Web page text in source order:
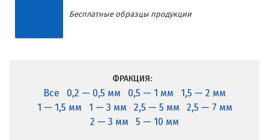
Бесплатные образцы продукции
ФРАКЦИЯ:
Все 0,2 — 0,5 мм 0,5 — 1 мм
1,5 — 2 мм
1 — 1,5 мм
1 — 3 мм 2,5 — 5 мм
2,5 — 7 мм
2 — 3 мм
5 — 10 мм